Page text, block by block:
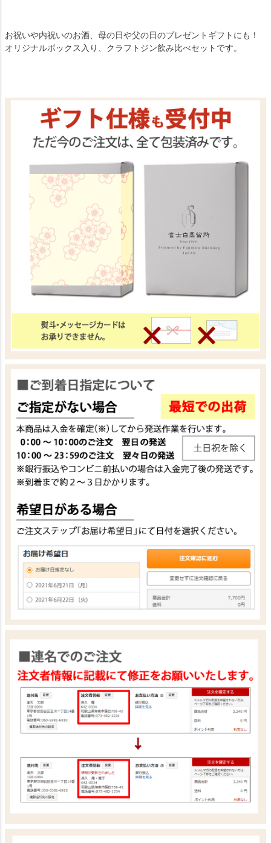
お祝いや内祝いのお酒、母の日や父の日のプレゼントギフトにも！
オリジナルボックス入り、クラフトジン飲み比べセットです。